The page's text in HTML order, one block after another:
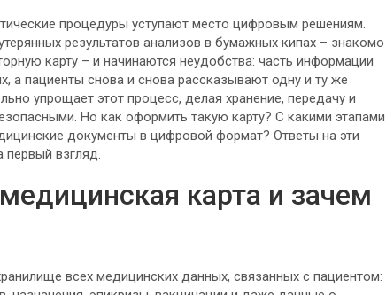
процедуры уступают место цифровым решениям.
результатов анализов в бумажных кипах – знакомо
карту – и начинаются неудобства: часть информации
а пациенты снова и снова рассказывают одну и ту же
упрощает этот процесс, делая хранение, передачу и
Но как оформить такую карту? С какими этапами
документы в цифровой формат? Ответы на эти
первый взгляд.
карта и зачем
всех медицинских данных, связанных с пациентом: